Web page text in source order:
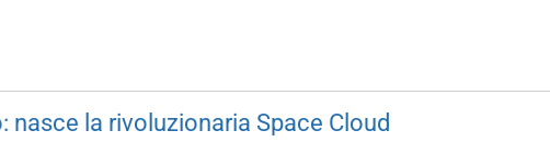
nasce la rivoluzionaria Space Cloud